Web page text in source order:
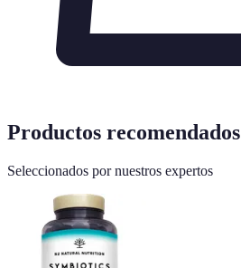
Productos recomendados
Seleccionados por nuestros expertos